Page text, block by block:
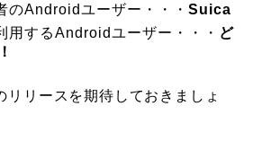
のAndroidユーザー・・・ Suica
用するAndroidユーザー・・・ ど
リリースを期待しておきましょ